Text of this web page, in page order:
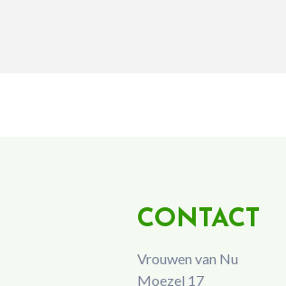
CONTACT
Vrouwen van Nu
Moezel 17